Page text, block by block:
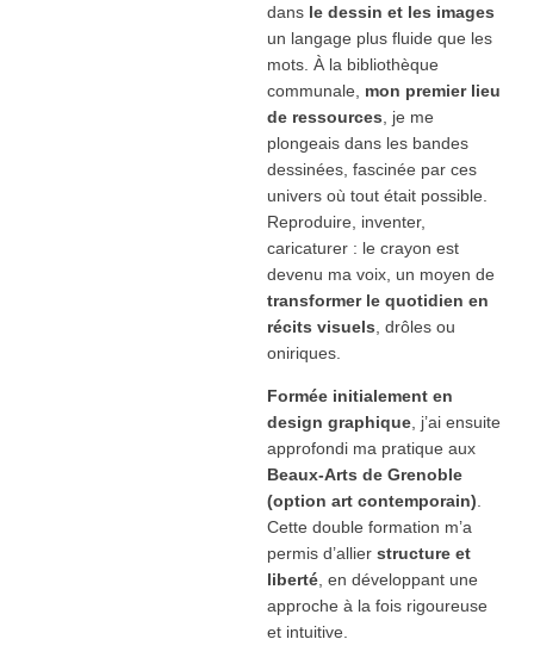
dans le dessin et les images
un langage plus fluide que les
mots. À la bibliothèque
communale, mon premier lieu
de ressources , je me
plongeais dans les bandes
dessinées, fascinée par ces
univers où tout était possible.
Reproduire, inventer,
caricaturer : le crayon est
devenu ma voix, un moyen de
transformer le quotidien en
récits visuels , drôles ou
oniriques.
Formée initialement en
design graphique, j’ai ensuite
approfondi ma pratique aux
Beaux-Arts de Grenoble
(option art contemporain).
Cette double formation m’a
permis d’allier structure et
liberté, en développant une
approche à la fois rigoureuse
et intuitive.